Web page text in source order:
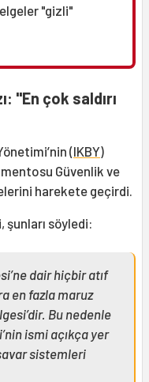
"gizli"
"En çok saldırı
(IKBY)
Güvenlik ve
harekete geçirdi.
şunları söyledi:
dair hiçbir atıf
en fazla maruz
Bu nedenle
ismi açıkça yer
sistemleri